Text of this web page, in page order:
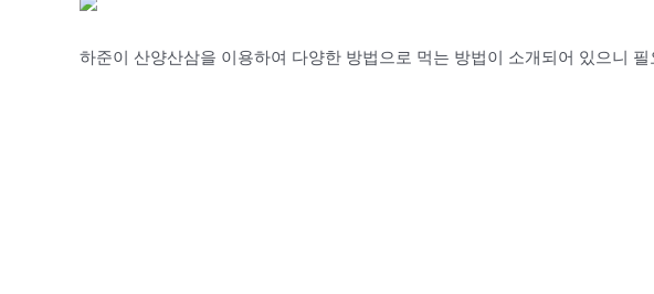
하준이 산양산삼을 이용하여 다양한 방법으로 먹는 방법이 소개되어 있으니